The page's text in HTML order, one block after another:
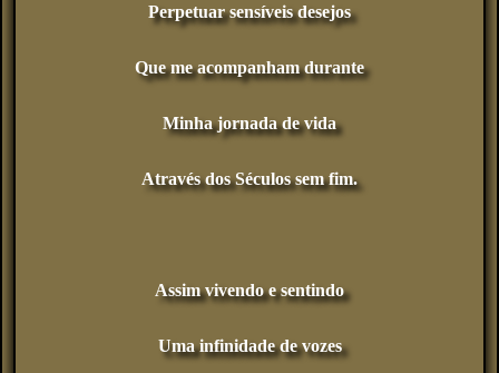
Perpetuar sensíveis desejos
Que me acompanham durante
Minha jornada de vida
Através dos Séculos sem fim.
Assim vivendo e sentindo
Uma infinidade de vozes